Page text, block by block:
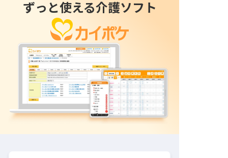
ずっと使える介護ソフト